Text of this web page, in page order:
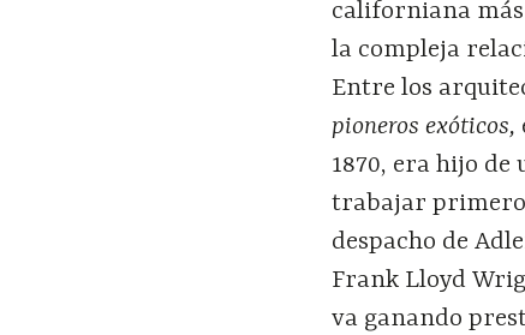
californiana
la compleja
Entre los
pioneros exóticos,
1870, era hijo
trabajar primero
despacho de
Frank Lloyd
va ganando